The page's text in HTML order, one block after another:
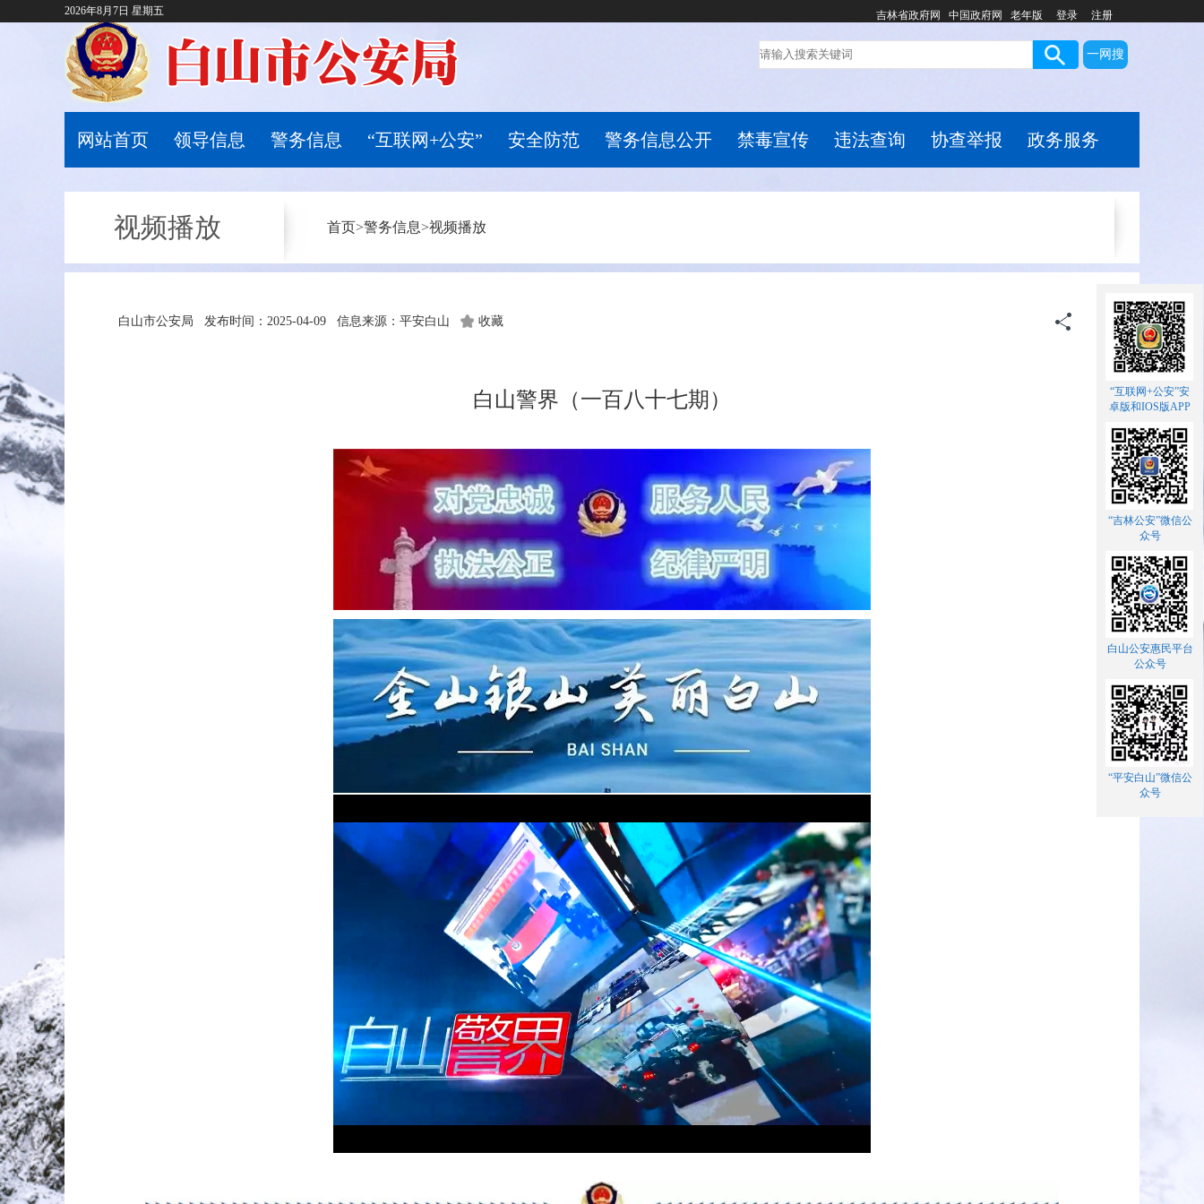
2026年8月7日 星期五 吉林省政府网 中国政府网 老年版 登录 注册
一网搜
网站首页 领导信息 警务信息 “互联网+公安” 安全防范 警务信息公开 禁毒宣传 违法查询 协查举报 政务服务
视频播放 首页>警务信息>视频播放
白山市公安局 发布时间：2025-04-09 信息来源：平安白山 收藏
白山警界（一百八十七期）
“互联网+公安”安
卓版和IOS版APP
“吉林公安”微信公
众号
白山公安惠民平台
公众号
“平安白山”微信公
众号